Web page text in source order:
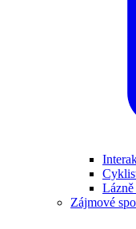
Lázně
Zájmové